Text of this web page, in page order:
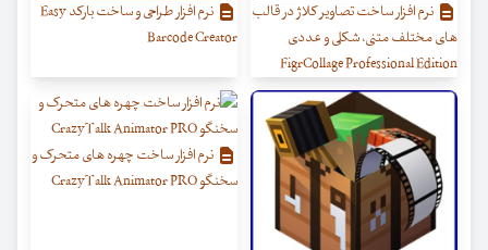
نرم افزار ساخت تصاویر کلاژ در قالب
های مختلف متنی، شکلی و عددی
FigrCollage Professional Edition
نرم افزار طراحی و ساخت بارکد Easy
Barcode Creator
نرم افزار ساخت چهره های متحرک و
سخنگو CrazyTalk Animator PRO